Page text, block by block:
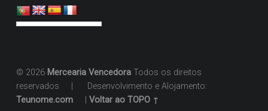
© 2026 Mercearia VencedoraTodos os direitos
reservados
Desenvolvimento e Alojamento:
Teunome.com
Voltar ao TOPO ↑